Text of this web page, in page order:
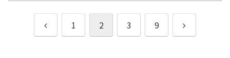
前
1 2 3 9
次